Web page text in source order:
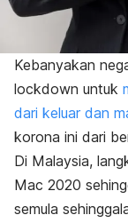
Kebanyakan
lockdown untuk
dari keluar dan
korona ini dari
Di Malaysia,
Mac 2020
semula